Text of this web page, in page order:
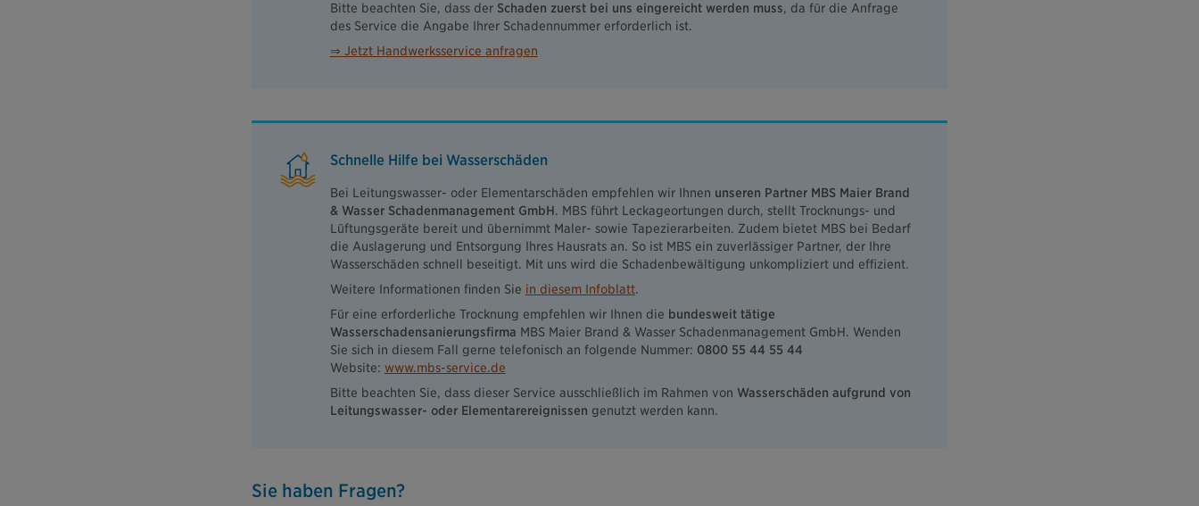
Bitte beachten Sie, dass der Schaden zuerst bei uns eingereicht werden muss, da für die Anfrage
des Service die Angabe Ihrer Schadennummer erforderlich ist.
⇒ Jetzt Handwerksservice anfragen
Schnelle Hilfe bei Wasserschäden
Bei Leitungswasser- oder Elementarschäden empfehlen wir Ihnen unseren Partner MBS Maier Brand
& Wasser Schadenmanagement GmbH. MBS führt Leckageortungen durch, stellt Trocknungs- und
Lüftungsgeräte bereit und übernimmt Maler- sowie Tapezierarbeiten. Zudem bietet MBS bei Bedarf
die Auslagerung und Entsorgung Ihres Hausrats an. So ist MBS ein zuverlässiger Partner, der Ihre
Wasserschäden schnell beseitigt. Mit uns wird die Schadenbewältigung unkompliziert und effizient.
Weitere Informationen finden Sie in diesem Infoblatt.
Für eine erforderliche Trocknung empfehlen wir Ihnen die bundesweit tätige
Wasserschadensanierungsfirma MBS Maier Brand & Wasser Schadenmanagement GmbH. Wenden
Sie sich in diesem Fall gerne telefonisch an folgende Nummer: 0800 55 44 55 44
Website: www.mbs-service.de
Bitte beachten Sie, dass dieser Service ausschließlich im Rahmen von Wasserschäden aufgrund von
Leitungswasser- oder Elementarereignissen genutzt werden kann.
Sie haben Fragen?